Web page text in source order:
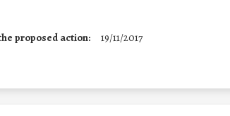
proposed action: 19/11/2017